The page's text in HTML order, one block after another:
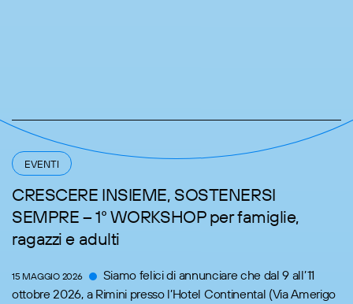
EVENTI
CRESCERE INSIEME, SOSTENERSI
SEMPRE – 1° WORKSHOP per famiglie,
ragazzi e adulti
15 MAGGIO 2026
Siamo felici di annunciare che dal 9 all’11
ottobre 2026, a Rimini presso l’Hotel Continental (Via Amerigo